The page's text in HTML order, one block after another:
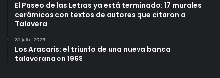
El Paseo de las Letras ya está terminado: 17 murales
cerámicos con textos de autores que citaron a
Talavera
31 julio, 2026
Los Aracaris: el triunfo de una nueva banda
talaverana en 1968